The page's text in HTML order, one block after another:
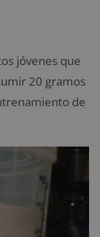
jóvenes que
20 gramos
de